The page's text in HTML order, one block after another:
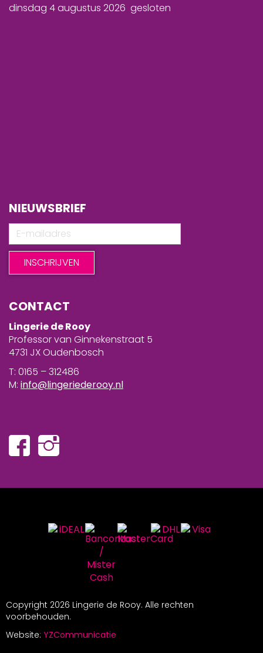
dinsdag 4 augustus 2026 gesloten
NIEUWSBRIEF
CONTACT
Lingerie de Rooy
Professor van Ginnekenstraat 5
4731 JX Oudenbosch
T: 0165 – 312486
M: info@lingeriederooy.nl
Copyright 2026 Lingerie de Rooy. Alle rechten
voorbehouden.
Website: YZCommunicatie